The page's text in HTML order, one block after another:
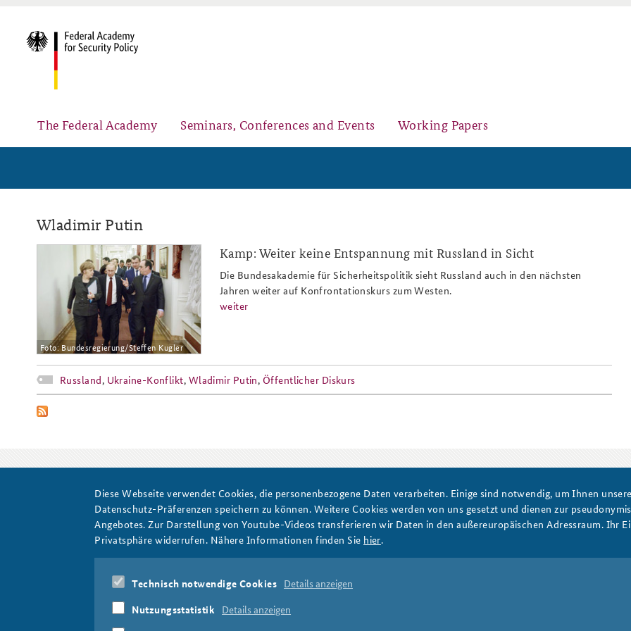
The Federal Academy
Advisory Board
Partners Young Leaders in Security Policy
Seminars, Conferences and Events
Security Policy Course for Senior Officials
Public Events Further Events
Working Papers
Wladimir Putin
kamp_russland_slider.jpg
Foto: Bundesregierung/Steffen Kugler
Kamp: Weiter keine Entspannung mit Russland in Sicht
Die Bundesakademie für Sicherheitspolitik sieht Russland auch in den nächsten
Jahren weiter auf Konfrontationskurs zum Westen.
weiter
Russland, Ukraine-Konflikt, Wladimir Putin, Öffentlicher Diskurs
DATA PRIVACY IMPRINT
Wladimir Putin
Diese Webseite verwendet Cookies, die personenbezogene Daten verarbeiten. Einige sind notwendig, um Ihnen
Datenschutz-Präferenzen speichern zu können. Weitere Cookies werden von uns gesetzt und dienen zur
Angebotes. Zur Darstellung von Youtube-Videos transferieren wir Daten in den außereuropäischen Adressraum. Ihr
Privatsphäre widerrufen. Nähere Informationen finden Sie hier.
Technisch notwendige Cookies Details anzeigen
Nutzungsstatistik Details anzeigen